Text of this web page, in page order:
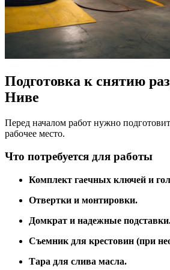
Подготовка к снятию
Ниве
Перед началом работ нужно
рабочее место.
Что потребуется для работы
Комплект гаечных ключей и
Отвертки и монтировки.
Домкрат и надежные
Съемник для крестовин (при
Тара для слива масла.